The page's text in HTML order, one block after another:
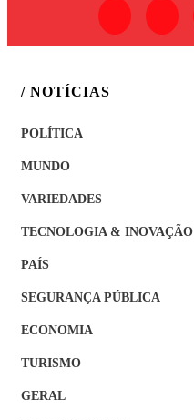
/ NOTÍCIAS
POLÍTICA
MUNDO
VARIEDADES
TECNOLOGIA & INOVAÇÃO
PAÍS
SEGURANÇA PÚBLICA
ECONOMIA
TURISMO
GERAL